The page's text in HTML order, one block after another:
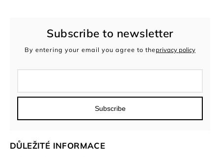
DŮLEŽITÉ INFORMACE
Subscribe to newsletter
By entering your email you agree to theprivacy policy
Subscribe